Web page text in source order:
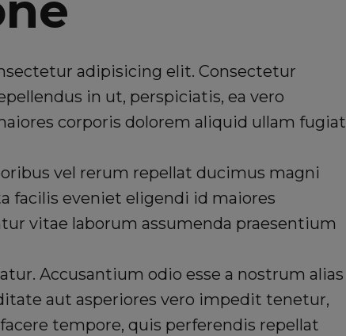
adipisicing elit. Consectetur
in ut, perspiciatis, ea vero
corporis dolorem aliquid ullam fugiat
vel rerum repellat ducimus magni
facilis eveniet eligendi id maiores
vitae laborum assumenda praesentium
Accusantium odio esse a nostrum alias
aut asperiores vero impedit tenetur,
tempore, quis perferendis repellat